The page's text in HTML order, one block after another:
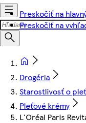
Preskočiť na
Preskočiť na
Drogéria
Starostlivosť o pleť
Pleťové krémy
L'Oréal Paris